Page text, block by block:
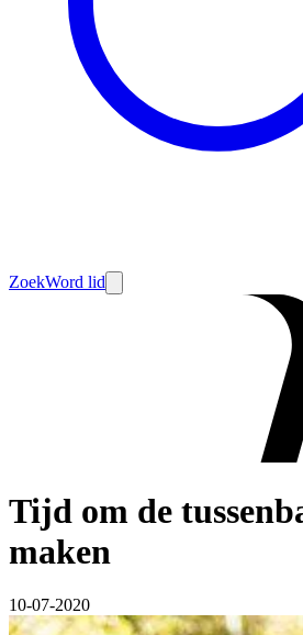
ZoekWord lid
Tijd om de
maken
10-07-2020